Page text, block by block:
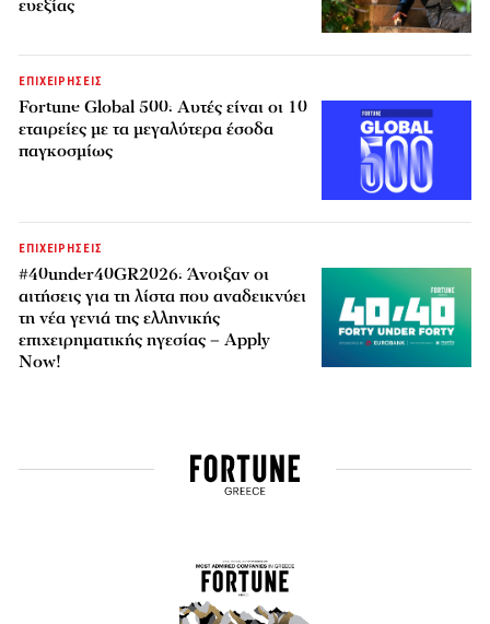
ευεξίας
ΕΠΙΧΕΙΡΗΣΕΙΣ
Fortune Global 500: Αυτές είναι οι 10
εταιρείες με τα μεγαλύτερα έσοδα
παγκοσμίως
ΕΠΙΧΕΙΡΗΣΕΙΣ
#40under40GR2026: Άνοιξαν οι
αιτήσεις για τη λίστα που αναδεικνύει
τη νέα γενιά της ελληνικής
επιχειρηματικής ηγεσίας – Apply
Now!